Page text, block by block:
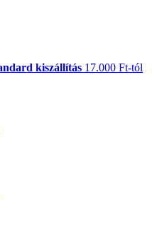
kiszállítás 17.000 Ft-tól